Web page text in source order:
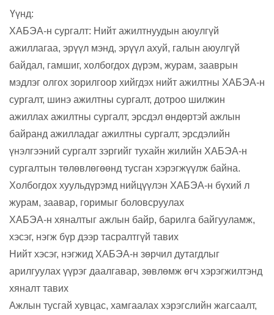
Үүнд:
ХАБЭА-н сургалт: Нийт ажилтнуудын аюулгүй
ажиллагаа, эрүүл мэнд, эрүүл ахуй, галын аюулгүй
байдал, гамшиг, холбогдох дүрэм, журам, зааврын
мэдлэг олгох зорилгоор хийгдэх нийт ажилтны ХАБЭА-н
сургалт, шинэ ажилтны сургалт, дотроо шилжин
ажиллах ажилтны сургалт, эрсдэл өндөртэй ажлын
байранд ажилладаг ажилтны сургалт, эрсдэлийн
үнэлгээний сургалт зэргийг тухайн жилийн ХАБЭА-н
сургалтын төлөвлөгөөнд тусган хэрэгжүүлж байна.
Холбогдох хуульдүрэмд нийцүүлэн ХАБЭА-н бүхий л
журам, заавар, горимыг боловсруулах
ХАБЭА-н хяналтыг ажлын байр, барилга байгууламж,
хэсэг, нэгж бүр дээр тасралтгүй тавих
Нийт хэсэг, нэгжид ХАБЭА-н зөрчил дутагдлыг
арилгуулах үүрэг даалгавар, зөвлөмж өгч хэрэгжилтэнд
хяналт тавих
Ажлын тусгай хувцас, хамгаалах хэрэгслийн жагсаалт,